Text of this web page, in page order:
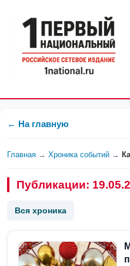
← На главную
Главная → Хроника событий →
Публикации:
Вся хроника